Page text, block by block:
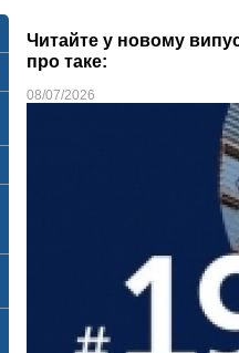
Читайте у новому
про таке:
08/07/2026